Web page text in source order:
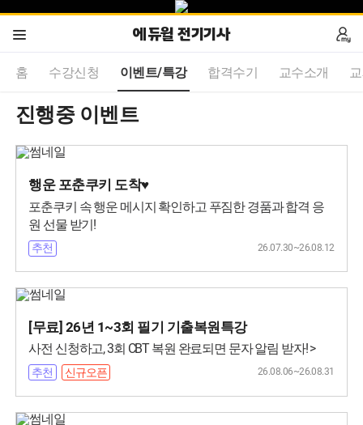
에듀윌 전기기사
홈 수강신청 이벤트/특강 합격수기 교수소개
진행중 이벤트
행운 포춘쿠키 도착♥
포춘쿠키 속 행운 메시지 확인하고 푸짐한 경품과 합격 응
원 선물 받기!
추천 26.07.30~26.08.12
[무료] 26년 1~3회 필기 기출복원특강
사전 신청하고, 3회 CBT 복원 완료되면 문자 알림 받자! >
추천 신규오픈 26.08.06~26.08.31